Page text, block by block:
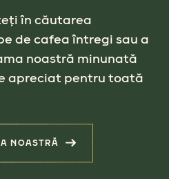
în căutarea
de cafea întregi sau a
noastră minunată
apreciat pentru toată
NOASTRĂ